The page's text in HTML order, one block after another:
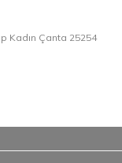
Kadın Çanta 25254